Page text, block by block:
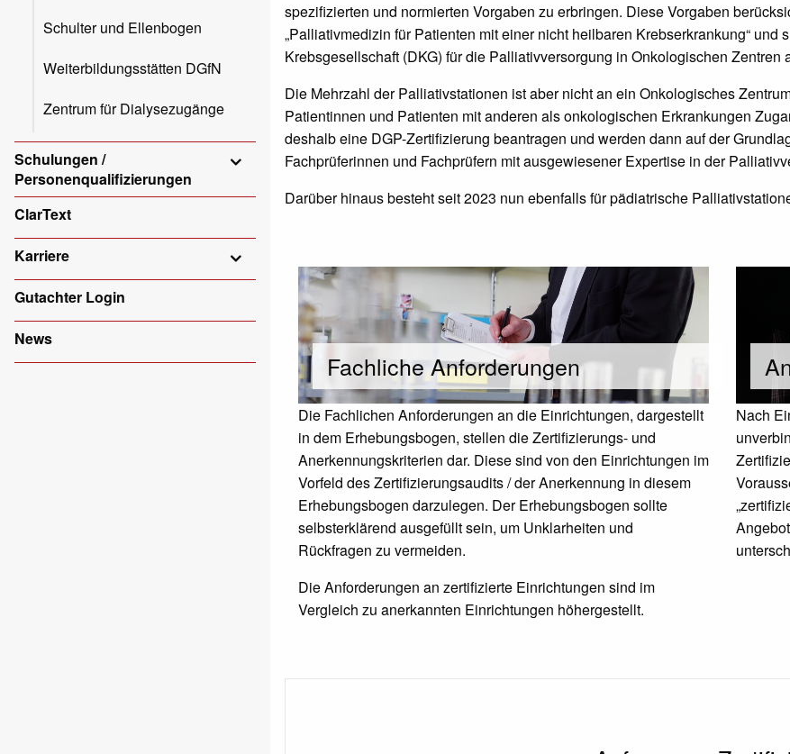
Schulter und Ellenbogen
Weiterbildungsstätten DGfN
Zentrum für Dialysezugänge
Schulungen /
Personenqualifizierungen
ClarText
Karriere
Gutachter Login
News
spezifizierten und normierten Vorgaben zu erbringen. Diese Vorgaben
„Palliativmedizin für Patienten mit einer nicht heilbaren Krebserkrankung“
Krebsgesellschaft (DKG) für die Palliativversorgung in Onkologischen Zentren
Die Mehrzahl der Palliativstationen ist aber nicht an ein Onkologisches
Patientinnen und Patienten mit anderen als onkologischen Erkrankungen
deshalb eine DGP-Zertifizierung beantragen und werden dann auf der
Fachprüferinnen und Fachprüfern mit ausgewiesener Expertise in der
Darüber hinaus besteht seit 2023 nun ebenfalls für pädiatrische
Fachliche Anforderungen
Die Fachlichen Anforderungen an die Einrichtungen, dargestellt
in dem Erhebungsbogen, stellen die Zertifizierungs- und
Anerkennungskriterien dar. Diese sind von den Einrichtungen im
Vorfeld des Zertifizierungsaudits / der Anerkennung in diesem
Erhebungsbogen darzulegen. Der Erhebungsbogen sollte
selbsterklärend ausgefüllt sein, um Unklarheiten und
Rückfragen zu vermeiden.
Die Anforderungen an zertifizierte Einrichtungen sind im
Vergleich zu anerkannten Einrichtungen höhergestellt.
Nach